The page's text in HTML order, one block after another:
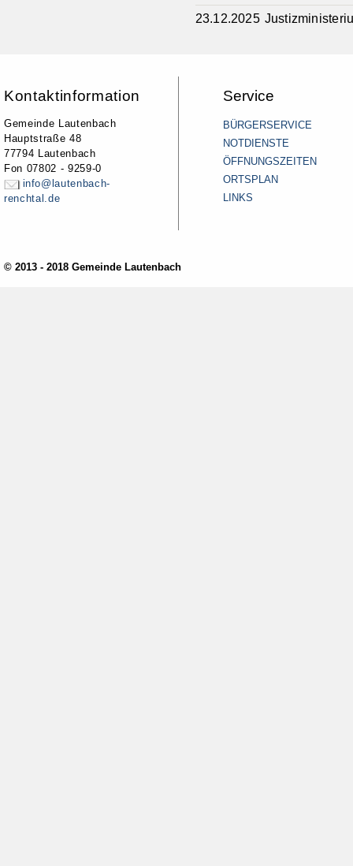
23.12.2025
Kontaktinformation
Gemeinde Lautenbach
Hauptstraße 48
77794 Lautenbach
Fon 07802 - 9259-0
info@lautenbach-
renchtal.de
Service
BÜRGERSERVICE
NOTDIENSTE
ÖFFNUNGSZEITEN
ORTSPLAN
LINKS
© 2013 - 2018 Gemeinde Lautenbach